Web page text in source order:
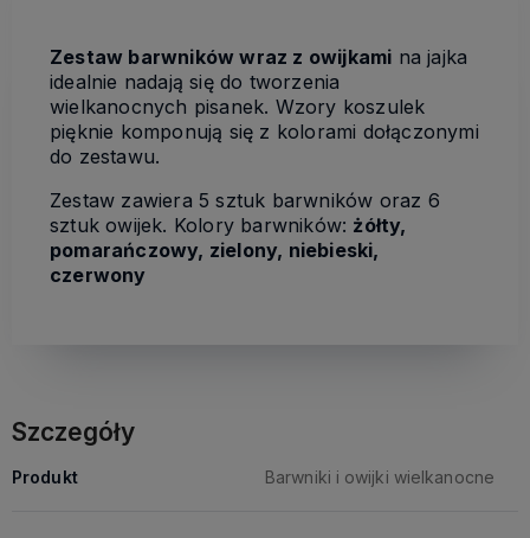
Zestaw barwników wraz z owijkami na jajka
idealnie nadają się do tworzenia
wielkanocnych pisanek. Wzory koszulek
pięknie komponują się z kolorami dołączonymi
do zestawu.
Zestaw zawiera 5 sztuk barwników oraz 6
sztuk owijek. Kolory barwników: żółty,
pomarańczowy, zielony, niebieski,
czerwony
Szczegóły
Produkt Barwniki i owijki wielkanocne